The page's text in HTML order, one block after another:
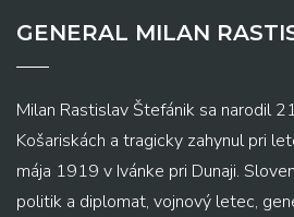
GENERAL MILAN
Milan Rastislav Štefánik sa narodil
Košariskách a tragicky zahynul pri
mája 1919 v Ivánke pri Dunaji.
politik a diplomat, vojnový letec,